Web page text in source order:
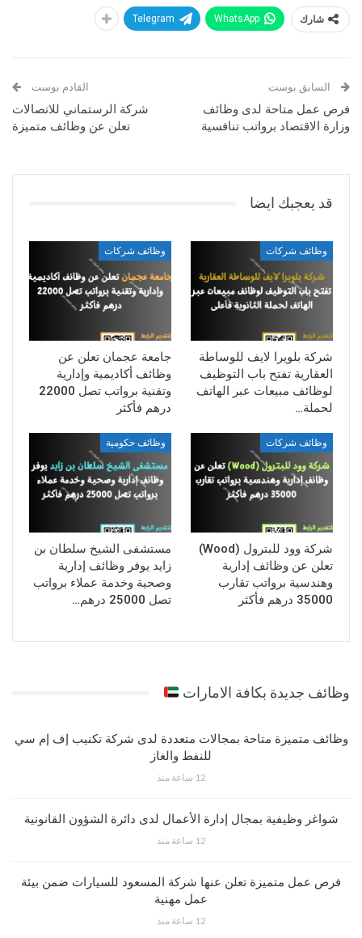
شارك WhatsApp
Telegram
السابق بوست
فرص عمل متاحة لدى وظائف
وزارة الاقتصاد برواتب تنافسية
القادم بوست
شركة الرستماني للاتصالات
تعلن عن وظائف متميزة
قد يعجبك ايضا
وظائف شركات
شركة بلويرا لايف للوساطة
العقارية تفتح باب التوظيف
لوظائف مبيعات عبر الهاتف
لحملة…
وظائف شركات
جامعة عجمان تعلن عن
وظائف أكاديمية وإدارية
وتقنية برواتب تصل 22000
درهم فأكثر
وظائف شركات
شركة وود للبترول (Wood)
تعلن عن وظائف إدارية
وهندسية برواتب تقارب
35000 درهم فأكثر
وظائف حكومية
مستشفى الشيخ سلطان بن
زايد يوفر وظائف إدارية
وصحية وخدمة عملاء برواتب
تصل 25000 درهم…
وظائف جديدة بكافة الامارات
وظائف متميزة متاحة بمجالات متعددة لدى شركة تكنيب إف إم سي
للنفط والغاز
12 ساعة منذ
شواغر وظيفية بمجال إدارة الأعمال لدى دائرة الشؤون القانونية
12 ساعة منذ
فرص عمل متميزة تعلن عنها شركة المسعود للسيارات ضمن بيئة
عمل مهنية
12 ساعة منذ